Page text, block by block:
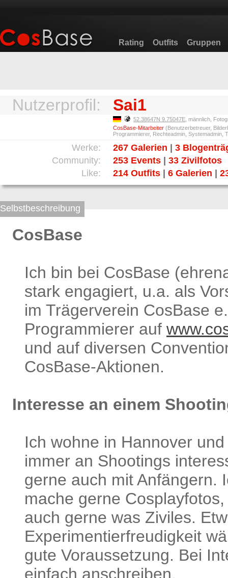
Rating Outfits Gruppen
Nutzerprofil: Sai1
52.38647N 9.75047E , männlich,
CosBase-Mitarbeiter (Benutzerbetreuer,
Programmierer, Rechteadmin, Systemadmin,
Werke: 267 Galerien
3
Community:
253 Events
33 Zivilfotos
Like:
214 Outfits 6 Galerien
Selbstbeschreibung
CosBase
Ich bin bei CosBase
stark engagiert, u.a. als
im Trägerverein CosBase
Programmierer auf
und auf diversen
CosBase-Aktionen.
Interesse an einem
Ich wohne in Hannover
immer an Shootings
gerne auch mit Anfängern.
mache gerne
auch gerne was Ziviles.
Experimentierfreudigkeit
gute Voraussetzung. Bei
einfach anschreiben.